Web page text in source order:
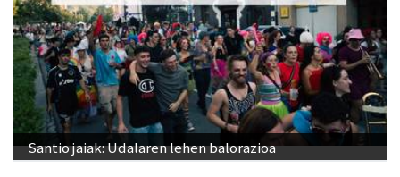
Santio jaiak: Udalaren lehen balorazioa